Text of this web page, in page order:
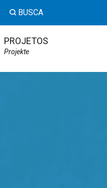
BUSCA
PROJETOS
Projekte